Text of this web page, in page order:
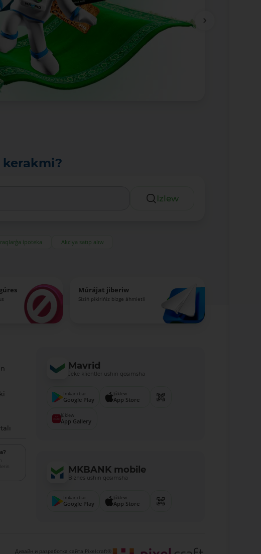
Izlew
ipoteka
Akciya satıp alıw
Múrájat jiberiw
Siziń pikirińiz bizge áhmietli
Mavrid
Jeke klientler ushın qosımsha
Imkani bar
Google Play
Júklew
App Store
Júklew
App Gallery
MKBANK mobile
Biznes ushın qosımsha
Imkani bar
Google Play
Júklew
App Store
Дизайн и разработка сайта Pixelcraft®